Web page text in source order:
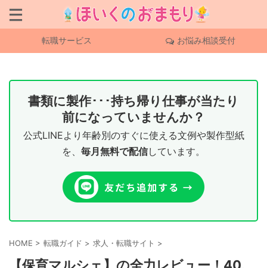
転職サービス お悩み相談受付
書類に製作･･･持ち帰り仕事が当たり
前になっていませんか？
公式LINEより年齢別のすぐに使える文例や製作型紙
を、 毎月無料で配信しています。
HOME > 転職ガイド > 求人・転職サイト >